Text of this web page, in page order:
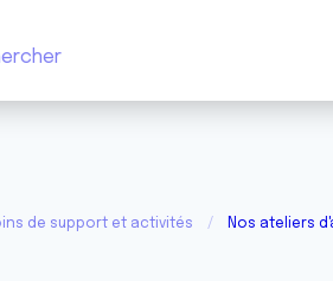
de support et activités Nos ateliers